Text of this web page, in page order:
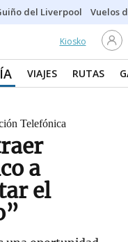
del Liverpool Vuelos
Kiosko
VIAJES RUTAS
Telefónica
a
el